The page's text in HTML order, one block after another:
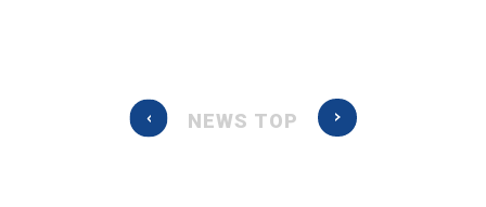
NEWS TOP